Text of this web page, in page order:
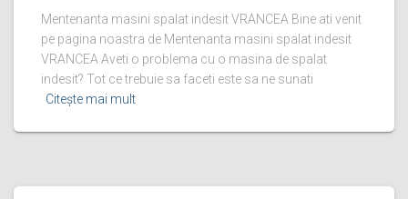
Mentenanta masini spalat indesit VRANCEA Bine ati venit
pe pagina noastra de Mentenanta masini spalat indesit
VRANCEA Aveti o problema cu o masina de spalat
indesit? Tot ce trebuie sa faceti este sa ne sunati
Citește mai mult